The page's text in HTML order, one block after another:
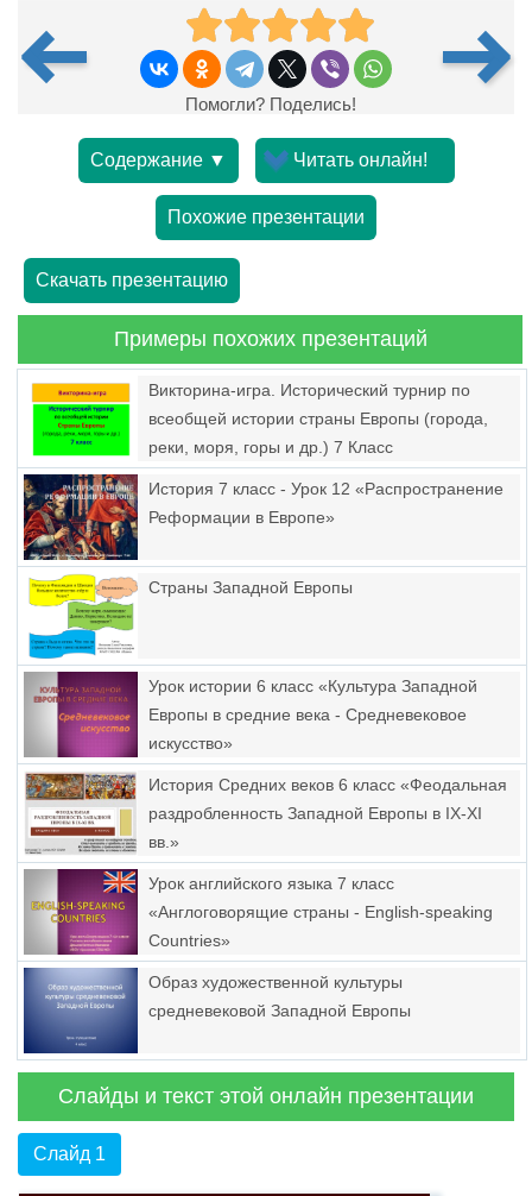
Помогли? Поделись!
Содержание ▼ Читать онлайн!
Похожие презентации
Скачать презентацию
Примеры похожих презентаций
Викторина-игра. Исторический турнир по
всеобщей истории страны Европы (города,
реки, моря, горы и др.) 7 Класс
История 7 класс - Урок 12 «Распространение
Реформации в Европе»
Страны Западной Европы
Урок истории 6 класс «Культура Западной
Европы в средние века - Средневековое
искусство»
История Средних веков 6 класс «Феодальная
раздробленность Западной Европы в IX-XI
вв.»
Урок английского языка 7 класс
«Англоговорящие страны - English-speaking
Countries»
Образ художественной культуры
средневековой Западной Европы
Слайды и текст этой онлайн презентации
Слайд 1